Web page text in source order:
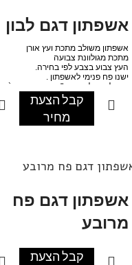
אשפתון דגם לבון
אשפתון משולב מתכת ועץ אורן
מתכת מגולוונת צבועה
העץ צבוע בצבע לפי בחירה.
ישנו פח פנימי לאשפתון .
ניתן לקבע לקרקע ע"י בטון או ברגי ג`מבו
קבל הצעת
מחיר
דגם פח מרובע
אשפתון דגם פח
מרובע
קבל הצעת